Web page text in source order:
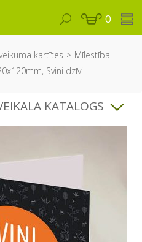
0
kartītes
Mīlestība
Svini dzīvi
KATALOGS